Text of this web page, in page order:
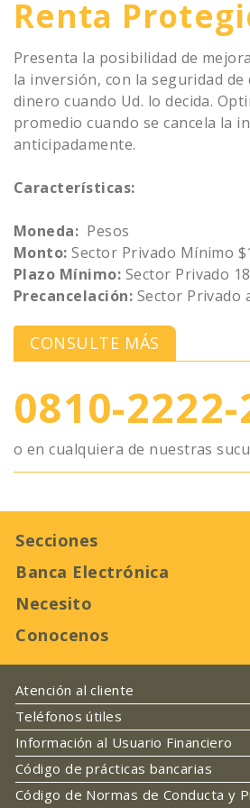
Renta
Presenta la posibilidad de
la inversión, con la seguridad
dinero cuando Ud. lo decida.
promedio cuando se cancela la
anticipadamente.
Características:
Moneda: Pesos
Monto: Sector Privado Mínimo
Plazo Mínimo: Sector Privado
Precancelación: Sector Privado
CONSULTE MÁS
0810-2222-
o en cualquiera de nuestras
Secciones
Personas
Pymes
Agro
Banca Electrónica
Home Banking
Pampa Digital
Interbanking
Necesito
Habilitar mi Tarjeta de Débito
Cambiar Clave Home Banking
Canjear en PampaClub
Conocenos
Nuestra Historia
Autoridades
Sumate a nuestro equipo
Puntos de Atención
Contacto
Atención al cliente
Teléfonos útiles
Información al Usuario Financiero
Código de prácticas bancarias
Código de Normas de Conducta y